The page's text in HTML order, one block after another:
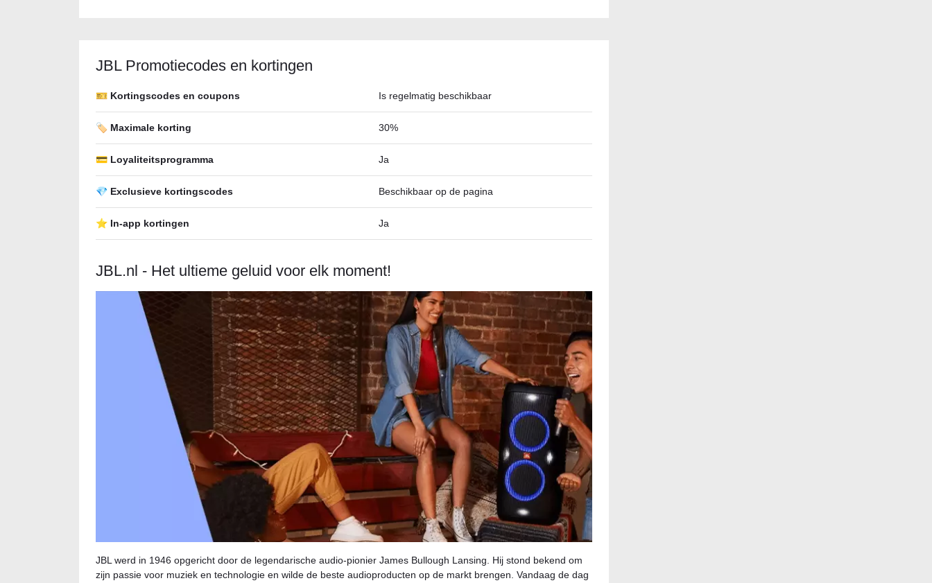
JBL Promotiecodes en kortingen
🎫 Kortingscodes en coupons Is regelmatig beschikbaar
🏷️ Maximale korting 30%
💳 Loyaliteitsprogramma Ja
💎 Exclusieve kortingscodes Beschikbaar op de pagina
⭐ In-app kortingen Ja
JBL.nl - Het ultieme geluid voor elk moment!
JBL werd in 1946 opgericht door de legendarische audio-pionier James Bullough Lansing. Hij stond bekend om
zijn passie voor muziek en technologie en wilde de beste audioproducten op de markt brengen. Vandaag de dag